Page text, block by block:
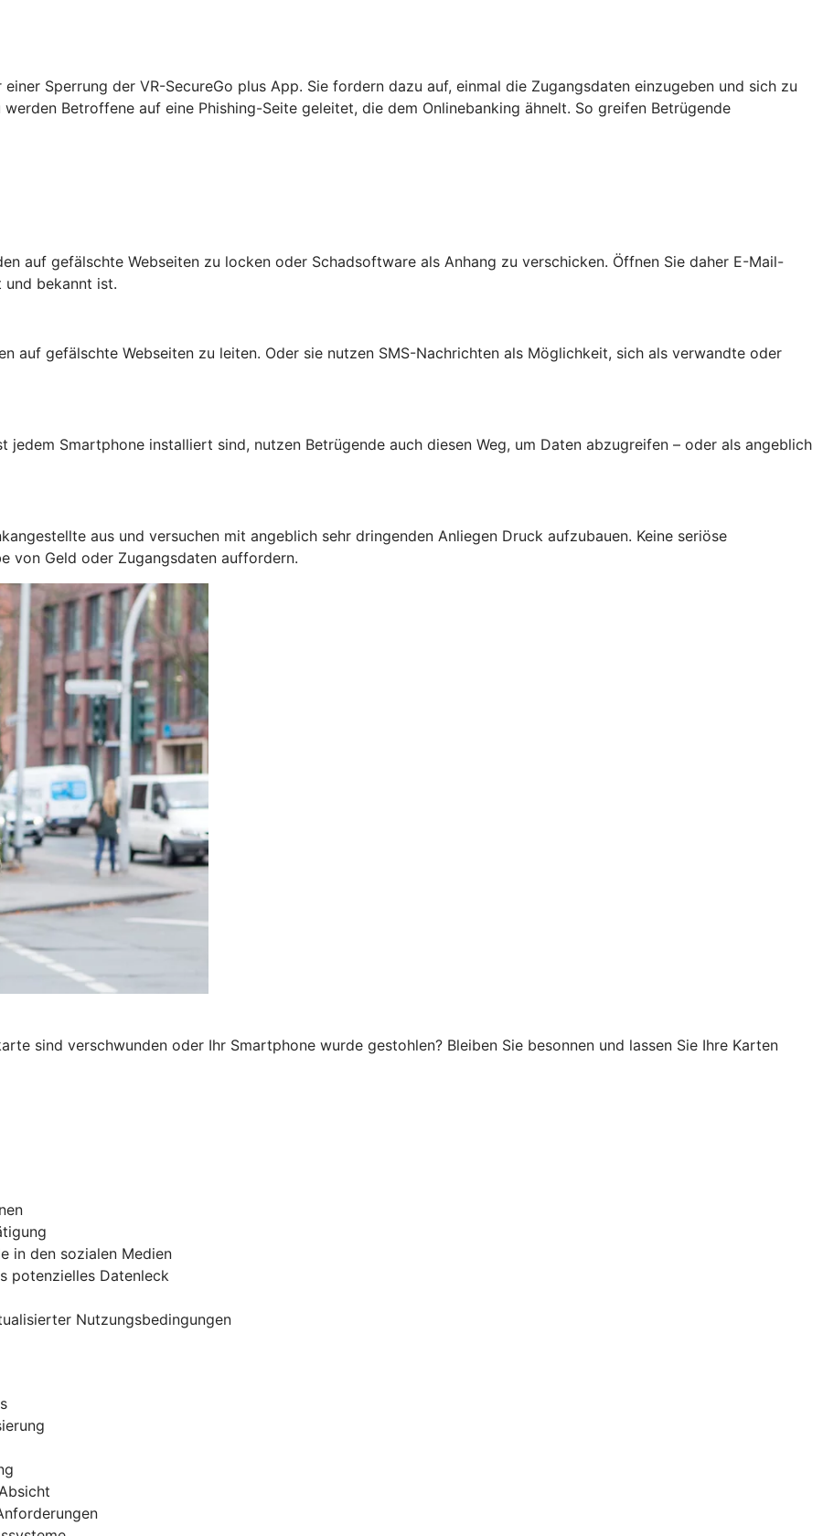
Sperrung der VR-SecureGo plus App. Sie fordern dazu auf, einmal die Zugangsdaten einzugeben und sich zu
Betroffene auf eine Phishing-Seite geleitet, die dem Onlinebanking ähnelt. So greifen Betrügende
auf gefälschte Webseiten zu locken oder Schadsoftware als Anhang zu verschicken. Öffnen Sie daher E-Mail-
und bekannt ist.
auf gefälschte Webseiten zu leiten. Oder sie nutzen SMS-Nachrichten als Möglichkeit, sich als verwandte oder
Smartphone installiert sind, nutzen Betrügende auch diesen Weg, um Daten abzugreifen – oder als angeblich
aus und versuchen mit angeblich sehr dringenden Anliegen Druck aufzubauen. Keine seriöse
von Geld oder Zugangsdaten auffordern.
sind verschwunden oder Ihr Smartphone wurde gestohlen? Bleiben Sie besonnen und lassen Sie Ihre Karten
in den sozialen Medien
potenzielles Datenleck
Nutzungsbedingungen